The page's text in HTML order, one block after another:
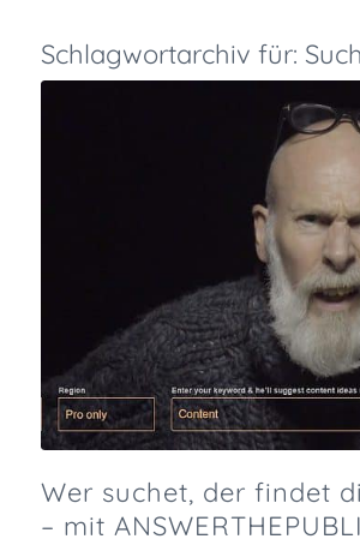
Schlagwortarchiv für:
Wer suchet, der findet
– mit